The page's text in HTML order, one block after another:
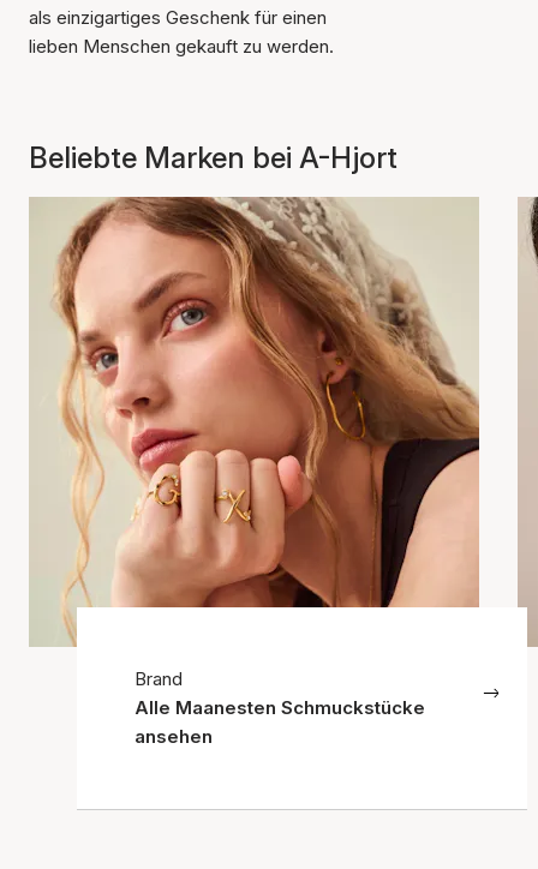
als einzigartiges Geschenk für einen
lieben Menschen gekauft zu werden.
Beliebte Marken bei A-Hjort
Brand
Alle Maanesten Schmuckstücke
ansehen